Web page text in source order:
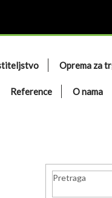
Oprema za
Reference O nama
Pretraga